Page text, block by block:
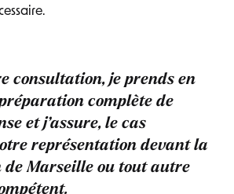
consultation, je prends en
complète de
et j’assure, le cas
représentation devant la
Marseille ou tout autre